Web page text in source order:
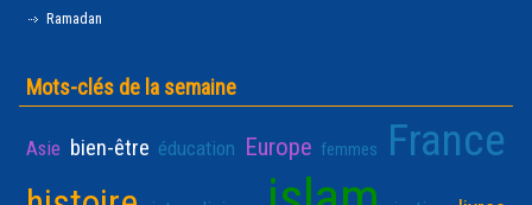
Ramadan
Mots-clés de la semaine
Asie bien-être éducation Europe femmes France